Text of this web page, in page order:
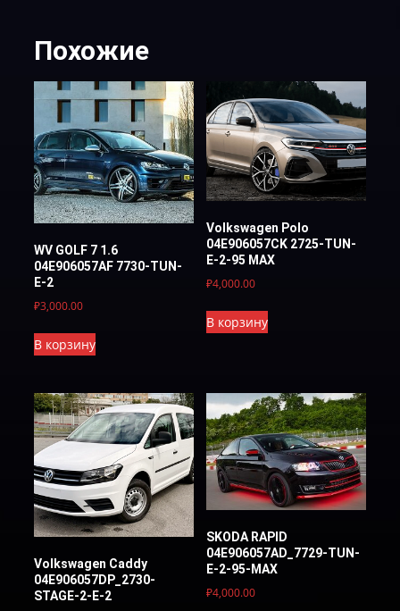
Похожие
WV GOLF 7 1.6
04E906057AF 7730-TUN-
E-2
₽3,000.00
В корзину
Volkswagen Polo
04E906057CK 2725-TUN-
E-2-95 MAX
₽4,000.00
В корзину
Volkswagen Caddy
04E906057DP_2730-
STAGE-2-E-2
SKODA RAPID
04E906057AD_7729-TUN-
E-2-95-MAX
₽4,000.00